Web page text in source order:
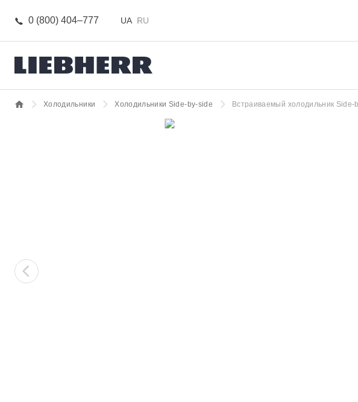
0 (800) 404–777 UA RU
Холодильники Холодильники Side-by-side Встраиваемый холодильник